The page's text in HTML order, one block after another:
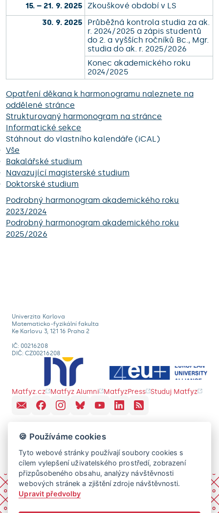
15. – 21. 9. 2025 Zkouškové období v LS
30. 9. 2025
Průběžná kontrola studia za ak.
r. 2024/2025 a zápis studentů
do 2. a vyšších ročníků Bc., Mgr.
studia do ak. r. 2025/2026
Konec akademického roku
2024/2025
Opatření děkana k harmonogramu naleznete na
oddělené stránce
Strukturovaný harmonogram na stránce
Informatické sekce
Stáhnout do vlastního kalendáře (iCAL)
Vše
Bakalářské studium
Navazující magisterské studium
Doktorské studium
Podrobný harmonogram akademického roku
2023/2024
Podrobný harmonogram akademického roku
2025/2026
Univerzita Karlova
Matematicko-fyzikální fakulta
Ke Karlovu 3, 121 16 Praha 2
IČ: 00216208
DIČ: CZ00216208
Matfyz.cz Matfyz Alumni MatfyzPress Studuj Matfyz
🍪 Používáme cookies
Tyto webové stránky používají soubory cookies s
cílem vylepšení uživatelského prostředí, zobrazení
přizpůsobeného obsahu, analýzy návštěvnosti
webových stránek a zjištění zdroje návštěvnosti.
Upravit předvolby